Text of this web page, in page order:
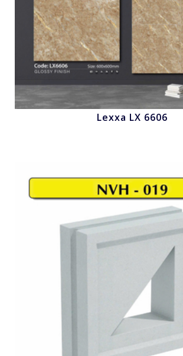
Nhấn để xem
Lexxa LX 6606